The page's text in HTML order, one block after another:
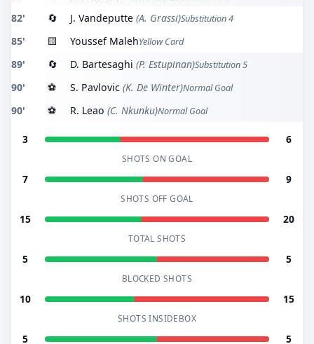
82' 🔄 J. Vandeputte (A. Grassi)Substitution 4
85' 🟨 Youssef MalehYellow Card
89' 🔄 D. Bartesaghi (P. Estupinan)Substitution 5
90' ⚽ S. Pavlovic (K. De Winter)Normal Goal
90' ⚽ R. Leao (C. Nkunku)Normal Goal
3 6
SHOTS ON GOAL
7 9
SHOTS OFF GOAL
15 20
TOTAL SHOTS
5 5
BLOCKED SHOTS
10 15
SHOTS INSIDEBOX
5 5